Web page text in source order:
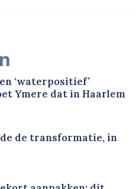
‘waterpositief’
Ymere dat in Haarlem
de transformatie, in